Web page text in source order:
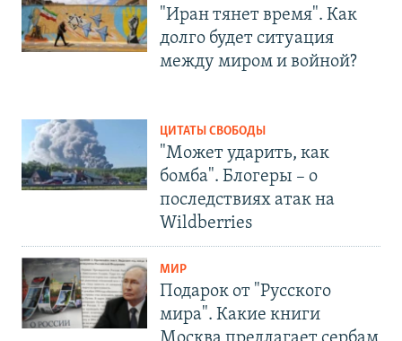
"Иран тянет время". Как
долго будет ситуация
между миром и войной?
ЦИТАТЫ СВОБОДЫ
"Может ударить, как
бомба". Блогеры – о
последствиях атак на
Wildberries
МИР
Подарок от "Русского
мира". Какие книги